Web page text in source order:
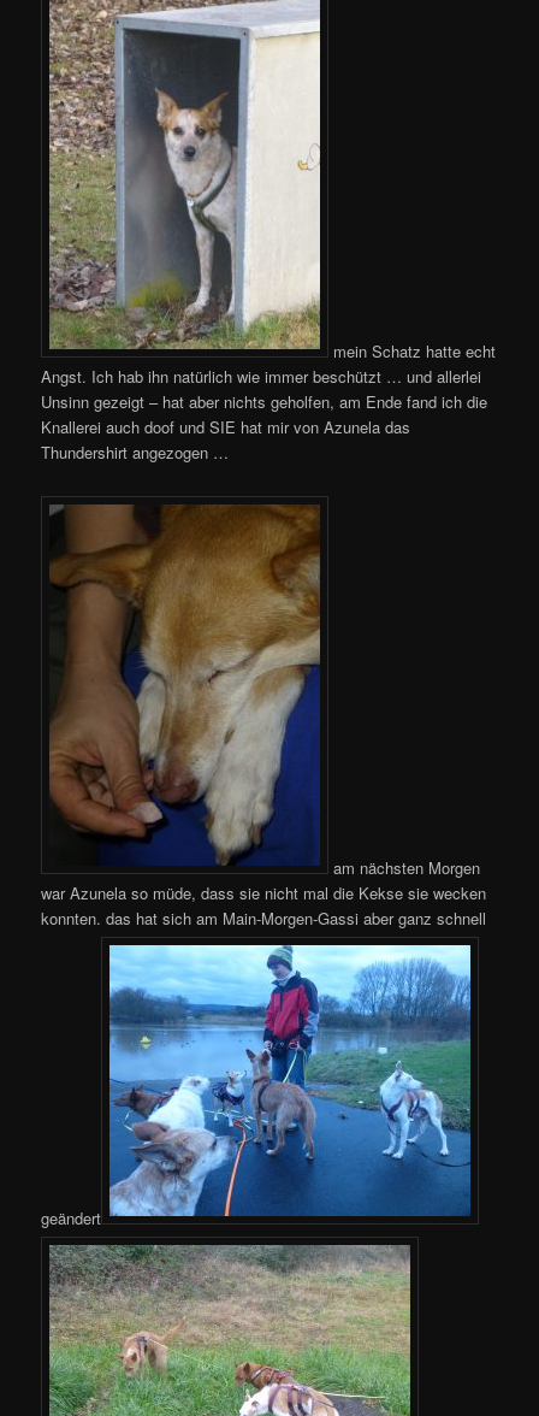
mein Schatz hatte echt
Angst. Ich hab ihn natürlich wie immer beschützt … und allerlei
Unsinn gezeigt – hat aber nichts geholfen, am Ende fand ich die
Knallerei auch doof und SIE hat mir von Azunela das
Thundershirt angezogen …
am nächsten Morgen
war Azunela so müde, dass sie nicht mal die Kekse sie wecken
konnten. das hat sich am Main-Morgen-Gassi aber ganz schnell
geändert